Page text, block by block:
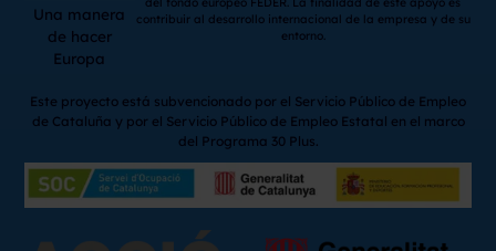
Una manera
de hacer
Europa
contribuir al desarrollo internacional de la empresa y de su
entorno.
Este proyecto está subvencionado por el Servicio Público de Empleo
de Cataluña y por el Servicio Público de Empleo Estatal en el marco
del Programa 30 Plus.